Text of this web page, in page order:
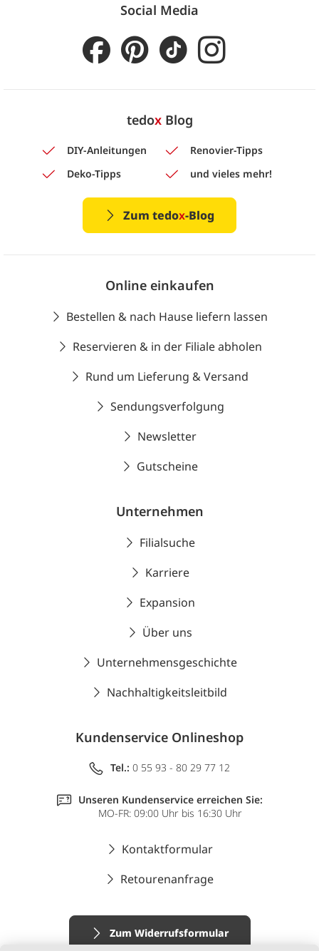
Social Media
tedoxBlog
DIY-Anleitungen
Renovier-Tipps
Deko-Tipps
und vieles mehr!
Zum tedox-Blog
Online einkaufen
Bestellen & nach Hause liefern lassen
Reservieren & in der Filiale abholen
Rund um Lieferung & Versand
Sendungsverfolgung
Newsletter
Gutscheine
Unternehmen
Filialsuche
Karriere
Expansion
Über uns
Unternehmensgeschichte
Nachhaltigkeitsleitbild
Kundenservice Onlineshop
Tel.: 0 55 93 - 80 29 77 12
Unseren Kundenservice erreichen Sie:
MO-FR: 09:00 Uhr bis 16:30 Uhr
Kontaktformular
Retourenanfrage
Zum Widerrufsformular